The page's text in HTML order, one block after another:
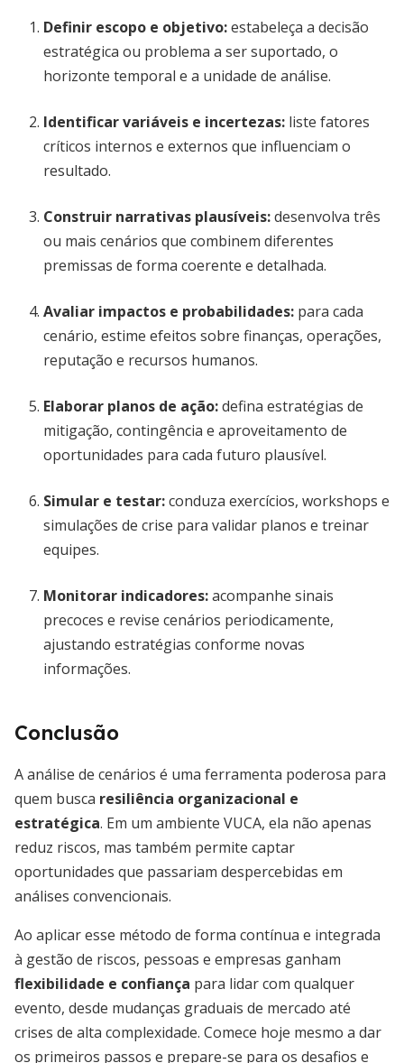
Definir escopo e objetivo:estabeleça a decisão
estratégica ou problema a ser suportado, o
horizonte temporal e a unidade de análise.
Identificar variáveis e incertezas: liste fatores
críticos internos e externos que influenciam o
resultado.
Construir narrativas plausíveis:desenvolva três
ou mais cenários que combinem diferentes
premissas de forma coerente e detalhada.
Avaliar impactos e probabilidades: para cada
cenário, estime efeitos sobre finanças, operações,
reputação e recursos humanos.
Elaborar planos de ação:defina estratégias de
mitigação, contingência e aproveitamento de
oportunidades para cada futuro plausível.
Simular e testar:conduza exercícios, workshops e
simulações de crise para validar planos e treinar
equipes.
Monitorar indicadores:acompanhe sinais
precoces e revise cenários periodicamente,
ajustando estratégias conforme novas
informações.
Conclusão
A análise de cenários é uma ferramenta poderosa para
quem busca resiliência organizacional e
estratégica. Em um ambiente VUCA, ela não apenas
reduz riscos, mas também permite captar
oportunidades que passariam despercebidas em
análises convencionais.
Ao aplicar esse método de forma contínua e integrada
à gestão de riscos, pessoas e empresas ganham
flexibilidade e confiança para lidar com qualquer
evento, desde mudanças graduais de mercado até
crises de alta complexidade. Comece hoje mesmo a dar
os primeiros passos e prepare-se para os desafios e